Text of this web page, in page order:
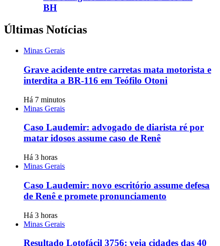
BH
Últimas Notícias
Minas Gerais
Grave acidente entre carretas mata motorista e
interdita a BR-116 em Teófilo Otoni
Há 7 minutos
Minas Gerais
Caso Laudemir: advogado de diarista ré por
matar idosos assume caso de Renê
Há 3 horas
Minas Gerais
Caso Laudemir: novo escritório assume defesa
de Renê e promete pronunciamento
Há 3 horas
Minas Gerais
Resultado Lotofácil 3756: veja cidades das 40